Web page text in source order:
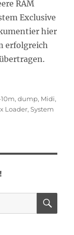
RAM
Exclusive
hier
erfolgreich
,dump, Midi,
Loader,System
zu